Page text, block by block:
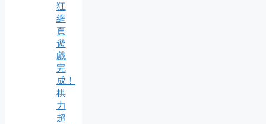
狂
網
頁
遊
戲
完
成！
棋
力
超